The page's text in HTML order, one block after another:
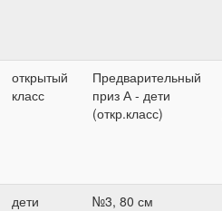
открытый
класс
Предварительный
приз А - дети
(откр.класс)
дети №3, 80 см